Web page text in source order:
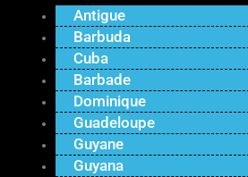
Antigue
Barbuda
Cuba
Barbade
Dominique
Guadeloupe
Guyane
Guyana